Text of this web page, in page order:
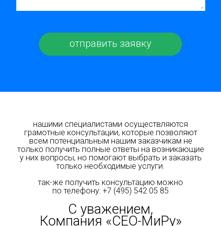
нашими специалистами осуществляются
грамотные консультации, которые позволяют
всем потенциальным нашим заказчикам не
только получить полные ответы на возникающие
у них вопросы, но помогают выбрать и заказать
только необходимые услуги.
так-же получить консультацию можно
по телефону: +7 (495) 542 05 85
С уважением,
Компания «СЕО-МиРу»